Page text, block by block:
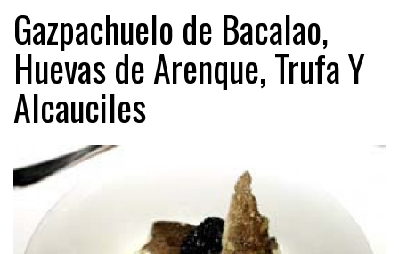
Gazpachuelo de Bacalao,
Huevas de Arenque, Trufa Y
Alcauciles